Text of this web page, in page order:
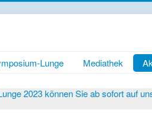
Lunge Mediathek
2023 können Sie ab sofort auf